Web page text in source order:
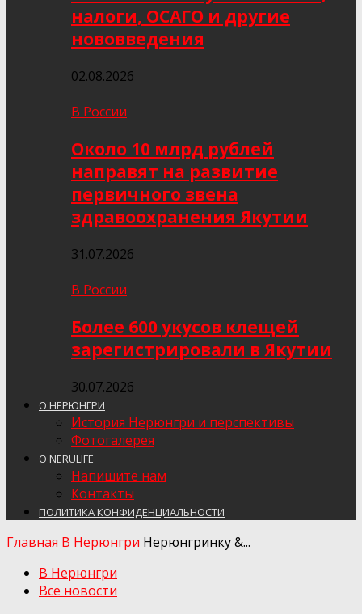
налоги, ОСАГО и другие
нововведения
02.08.2026
В России
Около 10 млрд рублей
направят на развитие
первичного звена
здравоохранения Якутии
31.07.2026
В России
Более 600 укусов клещей
зарегистрировали в Якутии
30.07.2026
О НЕРЮНГРИ
История Нерюнгри и перспективы
Фотогалерея
О NERULIFE
Напишите нам
Контакты
ПОЛИТИКА КОНФИДЕНЦИАЛЬНОСТИ
Главная В Нерюнгри Нерюнгринку &...
В Нерюнгри
Все новости